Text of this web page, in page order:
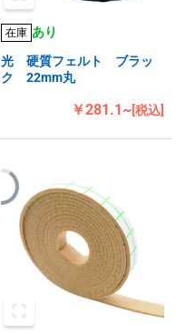
在庫 あり
光 硬質フェルト ブラッ
ク 22mm丸
￥281.1~[税込]